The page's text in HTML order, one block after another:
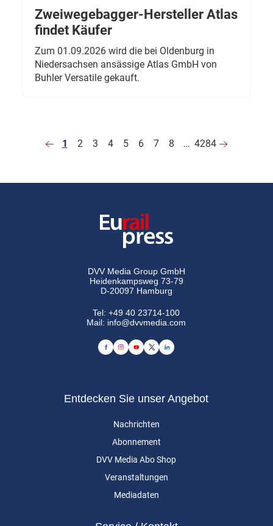
Zweiwegebagger-Hersteller Atlas
findet Käufer
Zum 01.09.2026 wird die bei Oldenburg in
Niedersachsen ansässige Atlas GmbH von
Buhler Versatile gekauft.
1 2 3 4 5 6 7 8 … 4284
DVV Media Group GmbH
Heidenkampsweg 73-79
D-20097 Hamburg
Tel:+49 40 23714-100
Mail: info@dvvmedia.com
Entdecken Sie unser Angebot
Nachrichten
Abonnement
DVV Media Abo Shop
Veranstaltungen
Mediadaten